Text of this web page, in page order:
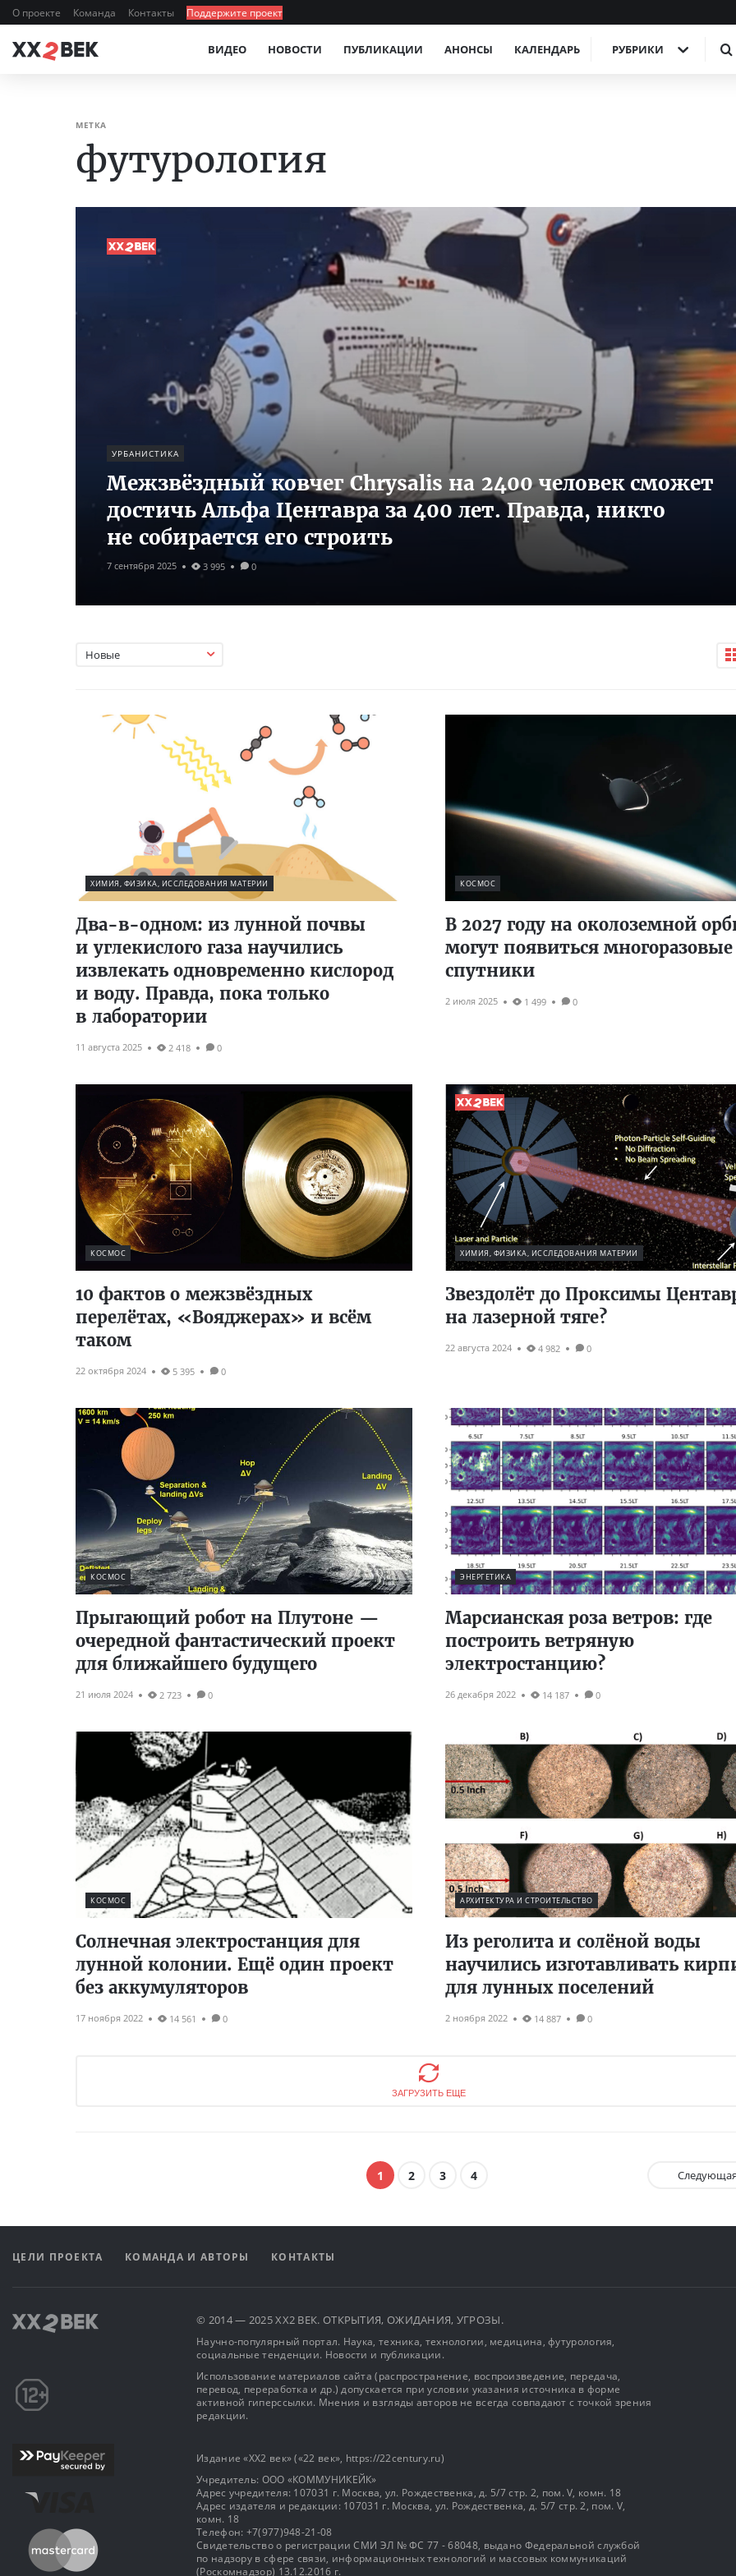
О проекте Команда Контакты Поддержите проект
ВИДЕО НОВОСТИ ПУБЛИКАЦИИ АНОНСЫ КАЛЕНДАРЬ РУБРИКИ
МЕТКА
футурология
УРБАНИСТИКА
Межзвёздный ковчег Chrysalis на 2400 человек сможет
достичь Альфа Центавра за 400 лет. Правда, никто
не собирается его строить
7 сентября 2025 3 995 0
Новые
ХИМИЯ, ФИЗИКА, ИССЛЕДОВАНИЯ МАТЕРИИ
Два-в-одном: из лунной почвы
и углекислого газа научились
извлекать одновременно кислород
и воду. Правда, пока только
в лаборатории
11 августа 2025 2 418 0
КОСМОС
В 2027 году на околоземной
могут появиться многоразовые
спутники
2 июля 2025 1 499 0
КОСМОС
10 фактов о межзвёздных
перелётах, «Вояджерах» и всём
таком
22 октября 2024 5 395 0
ХИМИЯ, ФИЗИКА, ИССЛЕДОВАНИЯ МАТЕРИИ
Звездолёт до Проксимы
на лазерной тяге?
22 августа 2024 4 982 0
КОСМОС
Прыгающий робот на Плутоне —
очередной фантастический проект
для ближайшего будущего
21 июля 2024 2 723 0
ЭНЕРГЕТИКА
Марсианская роза ветров: где
построить ветряную
электростанцию?
26 декабря 2022 14 187 0
КОСМОС
Солнечная электростанция для
лунной колонии. Ещё один проект
без аккумуляторов
17 ноября 2022 14 561 0
АРХИТЕКТУРА И СТРОИТЕЛЬСТВО
Из реголита и солёной воды
научились изготавливать
для лунных поселений
2 ноября 2022 14 887 0
ЗАГРУЗИТЬ ЕЩЕ
1 2 3 4
ЦЕЛИ ПРОЕКТА КОМАНДА И АВТОРЫ КОНТАКТЫ
© 2014 — 2025 XX2 ВЕК. ОТКРЫТИЯ, ОЖИДАНИЯ, УГРОЗЫ.
Научно-популярный портал. Наука, техника, технологии, медицина, футурология,
социальные тенденции. Новости и публикации.
Использование материалов сайта (распространение, воспроизведение, передача,
перевод, переработка и др.) допускается при условии указания источника в форме
активной гиперссылки. Мнения и взгляды авторов не всегда совпадают с точкой зрения
редакции.
Издание «XX2 век» («22 век», https://22century.ru)
Учредитель: OOO «КОММУНИКЕЙК»
Адрес учредителя: 107031 г. Москва, ул. Рождественка, д. 5/7 стр. 2, пом. V, комн. 18
Адрес издателя и редакции: 107031 г. Москва, ул. Рождественка, д. 5/7 стр. 2, пом. V,
комн. 18
Телефон: +7(977)948-21-08
Свидетельство о регистрации СМИ ЭЛ № ФС 77 - 68048, выдано Федеральной службой
по надзору в сфере связи, информационных технологий и массовых коммуникаций
(Роскомнадзор) 13.12.2016 г.